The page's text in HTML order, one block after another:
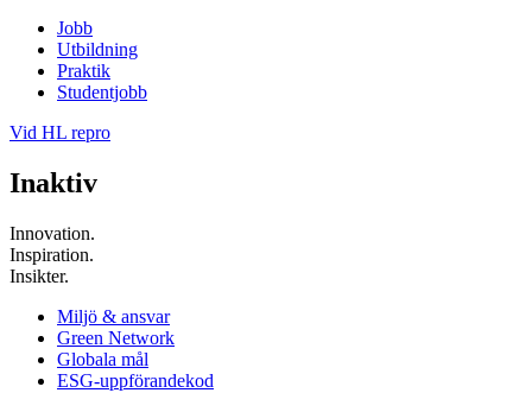
Jobb
Utbildning
Praktik
Studentjobb
Vid HL repro
Inaktiv
Innovation.
Inspiration.
Insikter.
Miljö & ansvar
Green Network
Globala mål
ESG-uppförandekod